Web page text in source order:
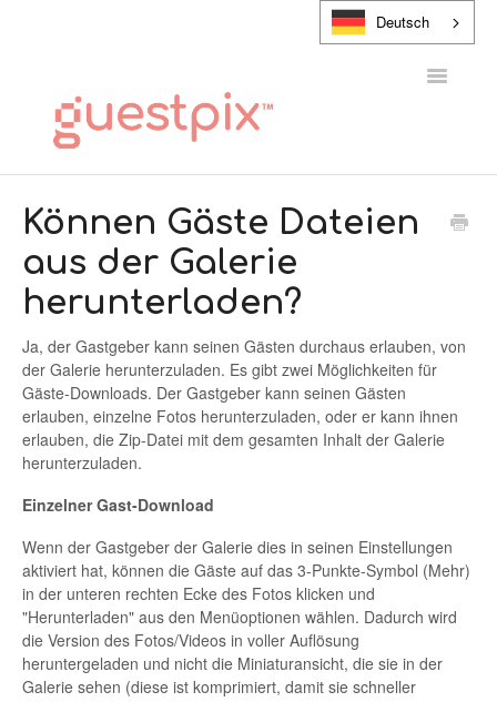
Deutsch
KONTAKT
Können Gäste Dateien
aus der Galerie
herunterladen?
Ja, der Gastgeber kann seinen Gästen durchaus erlauben, von
der Galerie herunterzuladen. Es gibt zwei Möglichkeiten für
Gäste-Downloads. Der Gastgeber kann seinen Gästen
erlauben, einzelne Fotos herunterzuladen, oder er kann ihnen
erlauben, die Zip-Datei mit dem gesamten Inhalt der Galerie
herunterzuladen.
Einzelner Gast-Download
Wenn der Gastgeber der Galerie dies in seinen Einstellungen
aktiviert hat, können die Gäste auf das 3-Punkte-Symbol (Mehr)
in der unteren rechten Ecke des Fotos klicken und
"Herunterladen" aus den Menüoptionen wählen. Dadurch wird
die Version des Fotos/Videos in voller Auflösung
heruntergeladen und nicht die Miniaturansicht, die sie in der
Galerie sehen (diese ist komprimiert, damit sie schneller